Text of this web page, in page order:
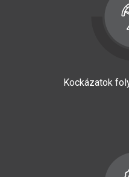
Kockázatok